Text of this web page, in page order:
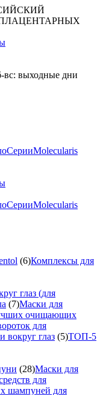
вс: выходные дни
СерииMolecularis
СерииMolecularis
(6)Комплексы для
глаз (для
(7)Маски для
очищающих
для
глаз (5)ТОП-5
(28)Маски для
для
шампуней для